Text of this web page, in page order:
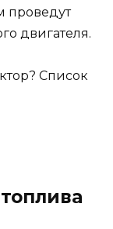
проведут
двигателя.